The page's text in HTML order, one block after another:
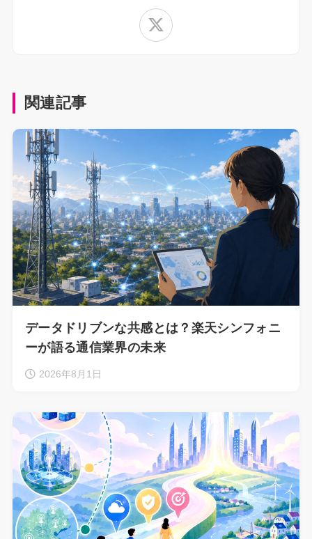
関連記事
データドリブンな共感とは？楽天シンフォニ
ーが語る通信業界の未来
2026年8月1日